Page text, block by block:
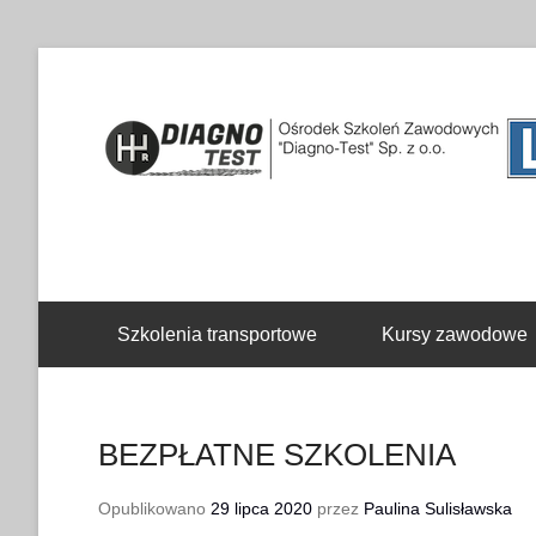
Szkolenia transportowe
Kursy zawodowe
BEZPŁATNE SZKOLENIA
Opublikowano 29 lipca 2020 przez Paulina Sulisławska